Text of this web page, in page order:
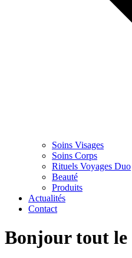
Soins Visages
Soins Corps
Rituels Voyages Duo
Beauté
Produits
Actualités
Contact
Bonjour tout le